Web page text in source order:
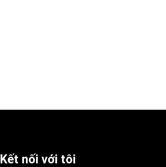
Kết nối với tôi